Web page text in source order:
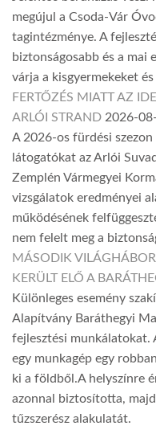
megújul a Csoda-Vár
tagintézménye. A
biztonságosabb és a mai
várja a kisgyermekeket
FERTŐZÉS MIATT AZ
ARLÓI STRAND 2026-
A 2026-os fürdési
látogatókat az Arlói
Zemplén Vármegyei
vizsgálatok eredményei
működésének
nem felelt meg a
MÁSODIK
KERÜLT ELŐ A
Különleges esemény
Alapítvány Baráthegyi
fejlesztési munkálatokat.
egy munkagép egy
ki a földből.A helyszínre
azonnal biztosította,
tűzszerész alakulatát.